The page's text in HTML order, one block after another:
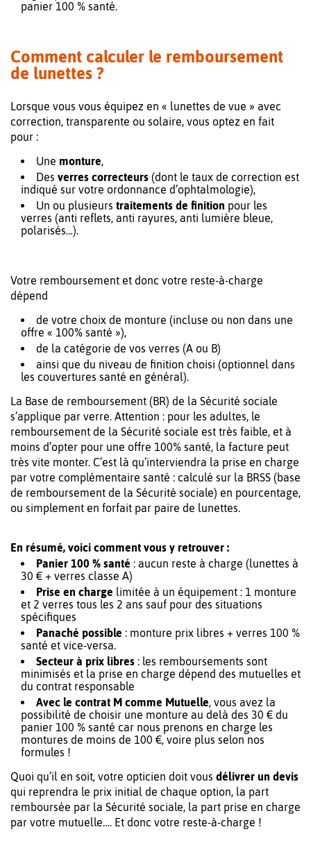
panier 100 % santé.
Comment calculer le remboursement
de lunettes ?
Lorsque vous vous équipez en « lunettes de vue » avec
correction, transparente ou solaire, vous optez en fait
pour :
Une monture,
Des verres correcteurs (dont le taux de correction est
indiqué sur votre ordonnance d’ophtalmologie),
Un ou plusieurs traitements de finition pour les
verres (anti reflets, anti rayures, anti lumière bleue,
polarisés…).
Votre remboursement et donc votre reste-à-charge
dépend
de votre choix de monture (incluse ou non dans une
offre « 100% santé »),
de la catégorie de vos verres (A ou B)
ainsi que du niveau de finition choisi (optionnel dans
les couvertures santé en général).
La Base de remboursement (BR) de la Sécurité sociale
s’applique par verre. Attention : pour les adultes, le
remboursement de la Sécurité sociale est très faible, et à
moins d’opter pour une offre 100% santé, la facture peut
très vite monter. C’est là qu’interviendra la prise en charge
par votre complémentaire santé : calculé sur la BRSS (base
de remboursement de la Sécurité sociale) en pourcentage,
ou simplement en forfait par paire de lunettes.
En résumé, voici comment vous y retrouver :
Panier 100 % santé : aucun reste à charge (lunettes à
30 € + verres classe A)
Prise en charge limitée à un équipement : 1 monture
et 2 verres tous les 2 ans sauf pour des situations
spécifiques
Panaché possible : monture prix libres + verres 100 %
santé et vice-versa.
Secteur à prix libres : les remboursements sont
minimisés et la prise en charge dépend des mutuelles et
du contrat responsable
Avec le contrat M comme Mutuelle, vous avez la
possibilité de choisir une monture au delà des 30 € du
panier 100 % santé car nous prenons en charge les
montures de moins de 100 €, voire plus selon nos
formules !
Quoi qu’il en soit, votre opticien doit vous délivrer un devis
qui reprendra le prix initial de chaque option, la part
remboursée par la Sécurité sociale, la part prise en charge
par votre mutuelle…. Et donc votre reste-à-charge !